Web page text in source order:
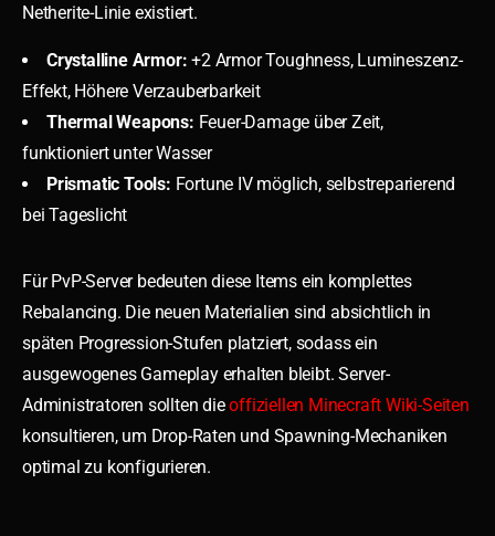
Netherite-Linie existiert.
Crystalline Armor: +2 Armor Toughness, Lumineszenz-
Effekt, Höhere Verzauberbarkeit
Thermal Weapons: Feuer-Damage über Zeit,
funktioniert unter Wasser
Prismatic Tools: Fortune IV möglich, selbstreparierend
bei Tageslicht
Für PvP-Server bedeuten diese Items ein komplettes
Rebalancing. Die neuen Materialien sind absichtlich in
späten Progression-Stufen platziert, sodass ein
ausgewogenes Gameplay erhalten bleibt. Server-
Administratoren sollten dieoffiziellen Minecraft Wiki-Seiten
konsultieren, um Drop-Raten und Spawning-Mechaniken
optimal zu konfigurieren.